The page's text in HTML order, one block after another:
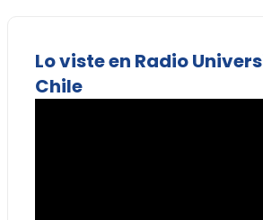
Lo viste en Radio
Chile